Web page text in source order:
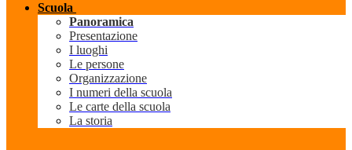
Scuola
Panoramica
Presentazione
I luoghi
Le persone
Organizzazione
I numeri della scuola
Le carte della scuola
La storia